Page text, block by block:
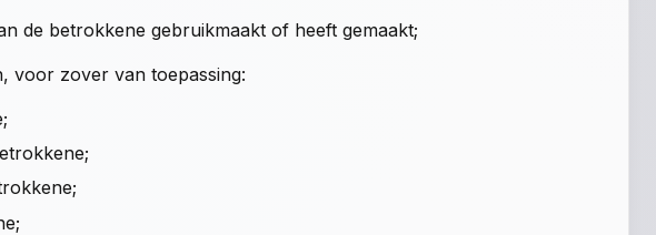
de betrokkene gebruikmaakt of heeft gemaakt;
voor zover van toepassing: